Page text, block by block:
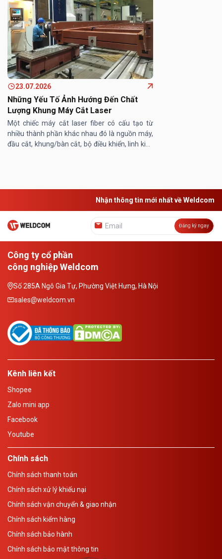
23.07.2026
Những Yếu Tố Ảnh Hướng Đến Chất
Lượng Khung Máy Cắt Laser
Một chiếc máy cắt laser fiber có cấu tạo từ
nhiều thành phần khác nhau đó là nguồn máy,
đầu cắt, khung/bàn cắt, bộ điều khiển, linh kiện
Nhận thông tin mới nhất về Weldcom
Đăng ký ngay
Công ty cổ phần
công nghiệp Weldcom
Số 285A Ngô Gia Tự, Phường Việt Hưng, Hà Nội
sales@weldcom.vn
Kênh liên kết
Shopee
Zalo mini app
Facebook
Youtube
Chính sách
Chính sách thanh toán
Chính sách xử lý khiếu nại
Chính sách vận chuyển & giao nhận
Chính sách kiểm hàng
Chính sách bảo hành
Chính sách bảo mật thông tin